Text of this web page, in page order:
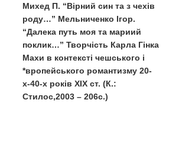
Михед П. “Вiрний син та з чехiв
роду…” Мельниченко Iгор.
“Далека путь моя та мариий
поклик…” Творчiсть Карла Гiнка
Махи в контекстi чешського i
*вропейського романтизму 20-
х-40-х рокiв XIX ст. (К.:
Стилос,2003 – 206с.)